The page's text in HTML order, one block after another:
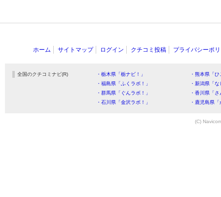
ホーム サイトマップ ログイン クチコミ投稿 プライバシーポ
全国のクチコミナビ(R) ・栃木県「栃ナビ！」
・熊本県「
・福島県「ふくラボ！」
・新潟県「
・群馬県「ぐんラボ！」
・香川県「
・石川県「金沢ラボ！」
・鹿児島県
(C)